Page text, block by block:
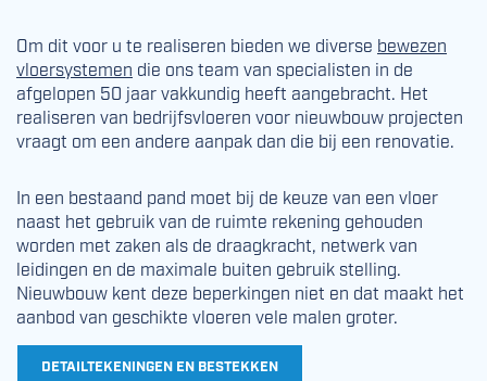
Om dit voor u te realiseren bieden we diverse bewezen
vloersystemen die ons team van specialisten in de
afgelopen 50 jaar vakkundig heeft aangebracht. Het
realiseren van bedrijfsvloeren voor nieuwbouw projecten
vraagt om een andere aanpak dan die bij een renovatie.
In een bestaand pand moet bij de keuze van een vloer
naast het gebruik van de ruimte rekening gehouden
worden met zaken als de draagkracht, netwerk van
leidingen en de maximale buiten gebruik stelling.
Nieuwbouw kent deze beperkingen niet en dat maakt het
aanbod van geschikte vloeren vele malen groter.
DETAILTEKENINGEN EN BESTEKKEN